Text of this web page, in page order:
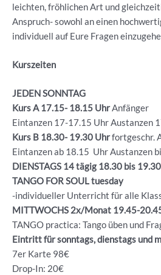
leichten, fröhlichen Art und
Anspruch- sowohl an einen
individuell auf Eure Fragen
Kurszeiten
JEDEN SONNTAG
Kurs A 17.15- 18.15 UhrAnfänger
Eintanzen 17-17.15 Uhr Austanzen
Kurs B 18.30- 19.30 Uhrfortgeschr.
Eintanzen ab 18.15 Uhr Austanzen
DIENSTAGS 14 tägig 18.30 bis
TANGO FOR SOUL tuesday
-individueller Unterricht für alle
MITTWOCHS 2x/Monat 19.45-
TANGO practica: Tango üben und
Eintritt für sonntags, dienstags und
7er Karte 98€
Drop-In: 20€